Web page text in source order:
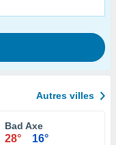
Autres villes
Bad Axe
28° 16°